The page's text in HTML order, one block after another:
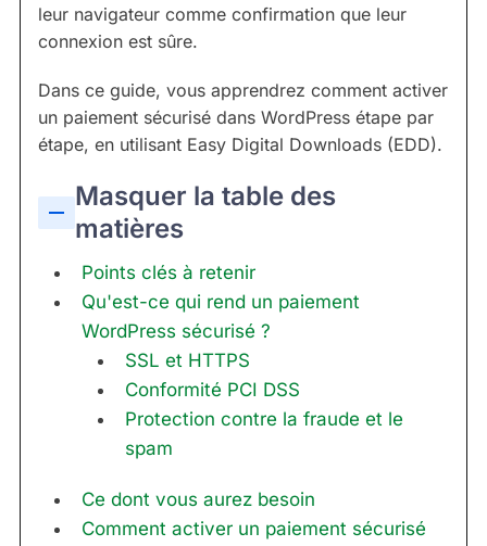
leur navigateur comme confirmation que leur
connexion est sûre.
Dans ce guide, vous apprendrez comment activer
un paiement sécurisé dans WordPress étape par
étape, en utilisant Easy Digital Downloads (EDD).
Masquer la table des
matières
Points clés à retenir
Qu'est-ce qui rend un paiement
WordPress sécurisé ?
SSL et HTTPS
Conformité PCI DSS
Protection contre la fraude et le
spam
Ce dont vous aurez besoin
Comment activer un paiement sécurisé